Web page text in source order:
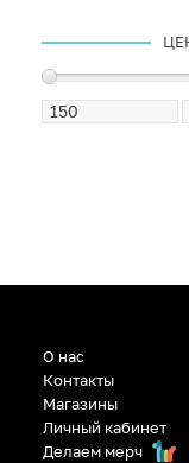
О нас
Контакты
Магазины
Личный кабинет
Делаем мерч